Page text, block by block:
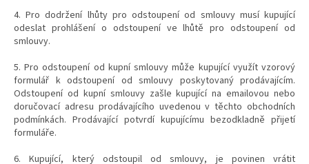
4. Pro dodržení lhůty pro odstoupení od smlouvy musí kupující
odeslat prohlášení o odstoupení ve lhůtě pro odstoupení od
smlouvy.
5. Pro odstoupení od kupní smlouvy může kupující využít vzorový
formulář k odstoupení od smlouvy poskytovaný prodávajícím.
Odstoupení od kupní smlouvy zašle kupující na emailovou nebo
doručovací adresu prodávajícího uvedenou v těchto obchodních
podmínkách. Prodávající potvrdí kupujícímu bezodkladně přijetí
formuláře.
6. Kupující, který odstoupil od smlouvy, je povinen vrátit